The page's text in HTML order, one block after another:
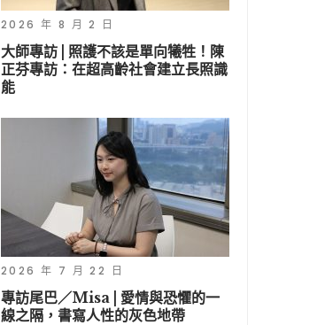
2026 年 8 月 2 日
大師專訪 | 照護不該是單向犧牲！陳
正芬專訪：在超高齡社會建立長照識
能
2026 年 7 月 22 日
專訪尾巴／Misa | 愛情與恐懼的一
線之隔，書寫人性的灰色地帶